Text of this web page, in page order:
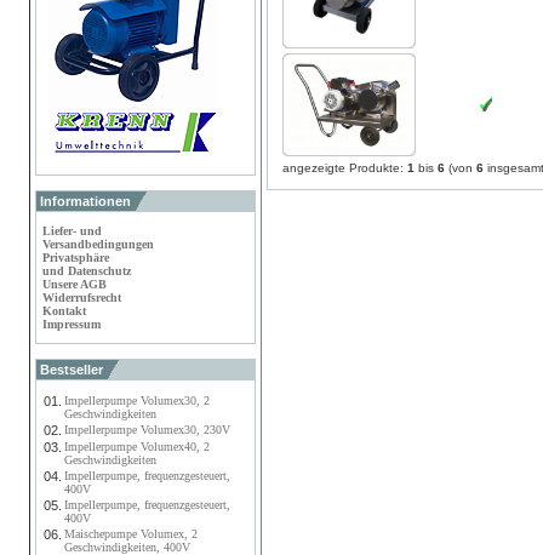
Informationen
Liefer- und
Versandbedingungen
Privatsphäre
und Datenschutz
Unsere AGB
Widerrufsrecht
Kontakt
Impressum
Bestseller
01.
Impellerpumpe Volumex30, 2
Geschwindigkeiten
02. Impellerpumpe Volumex30, 230V
03. Impellerpumpe Volumex40, 2
Geschwindigkeiten
04. Impellerpumpe, frequenzgesteuert,
400V
05. Impellerpumpe, frequenzgesteuert,
400V
06. Maischepumpe Volumex, 2
Geschwindigkeiten, 400V
angezeigte Produkte: 1 bis 6 (von 6